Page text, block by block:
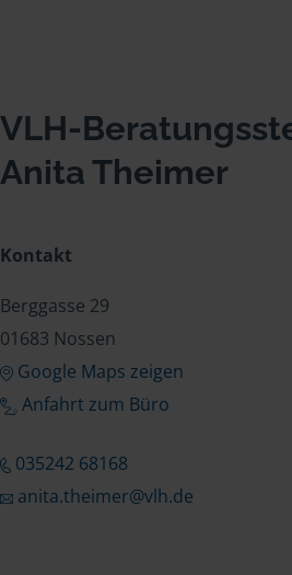
VLH-
Anita Theimer
Kontakt
Berggasse 29
01683 Nossen
Google Maps zeigen
Anfahrt zum Büro
035242 68168
anita.theimer@vlh.de